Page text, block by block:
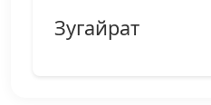
Зугайрат